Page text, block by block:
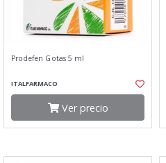
Prodefen Gotas 5 ml
ITALFARMACO
Ver precio